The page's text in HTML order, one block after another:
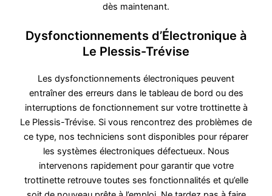
dès maintenant.
Dysfonctionnements d’Électronique à
Le Plessis-Trévise
Les dysfonctionnements électroniques peuvent
entraîner des erreurs dans le tableau de bord ou des
interruptions de fonctionnement sur votre trottinette à
Le Plessis-Trévise. Si vous rencontrez des problèmes de
ce type, nos techniciens sont disponibles pour réparer
les systèmes électroniques défectueux. Nous
intervenons rapidement pour garantir que votre
trottinette retrouve toutes ses fonctionnalités et qu’elle